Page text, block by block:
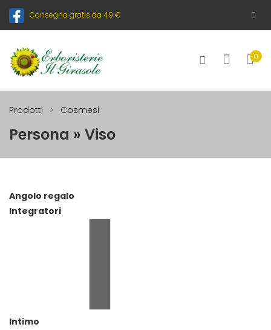
Consegna gratis da 49 €
0
Prodotti Cosmesi
Persona » Viso
Angolo regalo
Integratori
Intimo